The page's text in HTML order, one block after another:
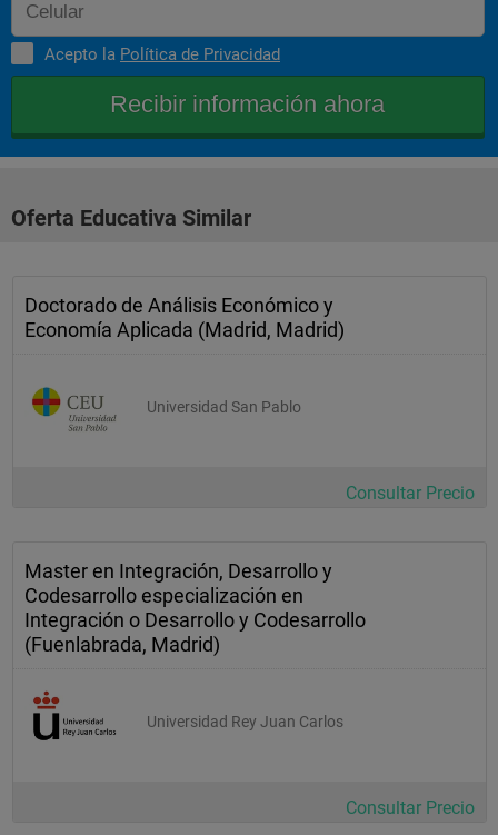
Acepto la Política de Privacidad
Oferta Educativa Similar
Doctorado de Análisis Económico y
Economía Aplicada (Madrid, Madrid)
Universidad San Pablo
Consultar Precio
Master en Integración, Desarrollo y
Codesarrollo especialización en
Integración o Desarrollo y Codesarrollo
(Fuenlabrada, Madrid)
Universidad Rey Juan Carlos
Consultar Precio